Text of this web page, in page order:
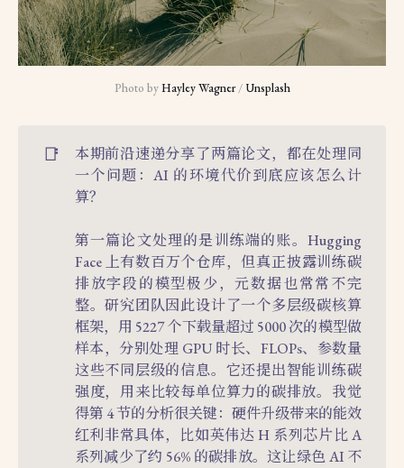
Photo by Hayley Wagner / Unsplash
📑
本期前沿速递分享了两篇论文，都在处理同
一个问题：AI 的环境代价到底应该怎么计
算？
第一篇论文处理的是训练端的账。Hugging
Face 上有数百万个仓库，但真正披露训练碳
排放字段的模型极少，元数据也常常不完
整。研究团队因此设计了一个多层级碳核算
框架，用 5227 个下载量超过 5000 次的模型做
样本，分别处理 GPU 时长、FLOPs、参数量
这些不同层级的信息。它还提出智能训练碳
强度，用来比较每单位算力的碳排放。我觉
得第 4 节的分析很关键：硬件升级带来的能效
红利非常具体，比如英伟达 H 系列芯片比 A
系列减少了约 56% 的碳排放。这让绿色 AI 不